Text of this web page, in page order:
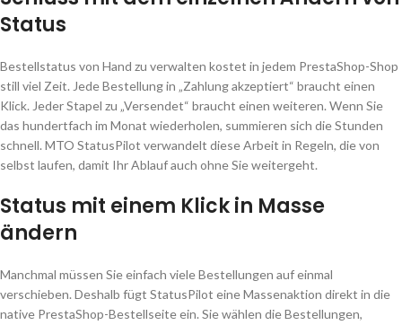
Status
Bestellstatus von Hand zu verwalten kostet in jedem PrestaShop-Shop
still viel Zeit. Jede Bestellung in „Zahlung akzeptiert“ braucht einen
Klick. Jeder Stapel zu „Versendet“ braucht einen weiteren. Wenn Sie
das hundertfach im Monat wiederholen, summieren sich die Stunden
schnell. MTO StatusPilot verwandelt diese Arbeit in Regeln, die von
selbst laufen, damit Ihr Ablauf auch ohne Sie weitergeht.
Status mit einem Klick in Masse
ändern
Manchmal müssen Sie einfach viele Bestellungen auf einmal
verschieben. Deshalb fügt StatusPilot eine Massenaktion direkt in die
native PrestaShop-Bestellseite ein. Sie wählen die Bestellungen,